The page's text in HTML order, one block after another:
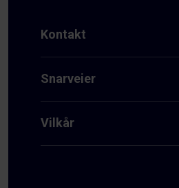
Kontakt
Snarveier
Vilkår